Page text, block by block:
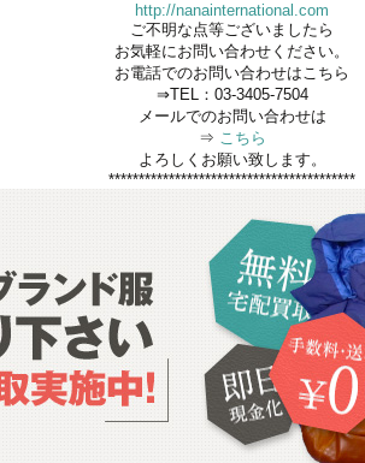
http://nanainternational.com
ご不明な点等ございましたら
お気軽にお問い合わせください。
お電話でのお問い合わせはこちら
⇒TEL：03-3405-7504
メールでのお問い合わせは
⇒ こちら
よろしくお願い致します。
*****************************************